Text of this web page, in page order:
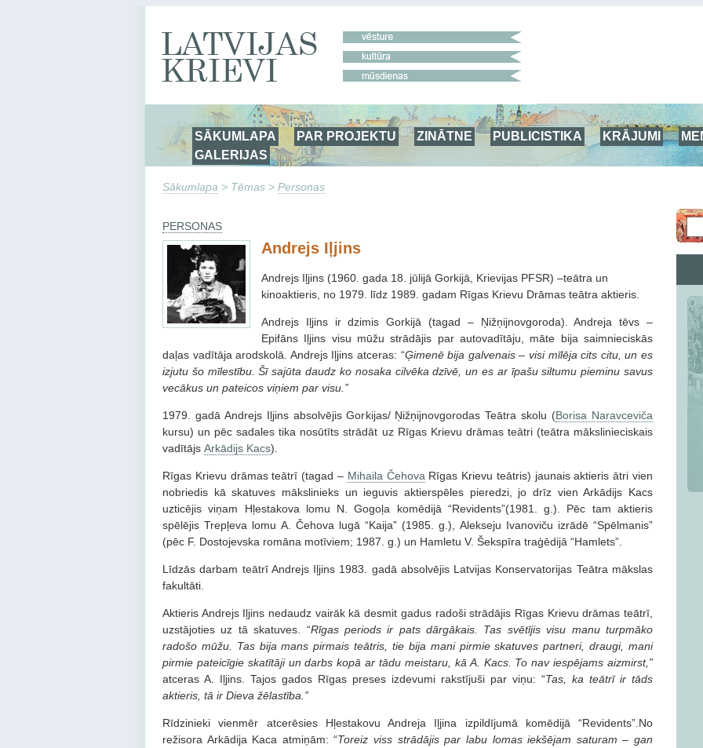
SĀKUMLAPA PAR PROJEKTU ZINĀTNE PUBLICISTIKA KRĀJUMI
GALERIJAS
Sākumlapa > Tēmas > Personas
PERSONAS
Andrejs Iļjins
Andrejs Iļjins (1960. gada 18. jūlijā Gorkijā, Krievijas PFSR) –teātra un
kinoaktieris, no 1979. līdz 1989. gadam Rīgas Krievu Drāmas teātra aktieris.
Andrejs Iļjins ir dzimis Gorkijā (tagad – Ņižņijnovgoroda). Andreja tēvs –
Epifāns Iļjins visu mūžu strādājis par autovadītāju, māte bija saimnieciskās
daļas vadītāja arodskolā. Andrejs Iļjins atceras: “Ģimenē bija galvenais – visi mīlēja cits citu, un es
izjutu šo mīlestību. Šī sajūta daudz ko nosaka cilvēka dzīvē, un es ar īpašu siltumu pieminu savus
vecākus un pateicos viņiem par visu.”
1979. gadā Andrejs Iļjins absolvējis Gorkijas/ Ņižņijnovgorodas Teātra skolu (Borisa Naravceviča
kursu) un pēc sadales tika nosūtīts strādāt uz Rīgas Krievu drāmas teātri (teātra mākslinieciskais
vadītājs Arkādijs Kacs).
Rīgas Krievu drāmas teātrī (tagad – Mihaila Čehova Rīgas Krievu teātris) jaunais aktieris ātri vien
nobriedis kā skatuves mākslinieks un ieguvis aktierspēles pieredzi, jo drīz vien Arkādijs Kacs
uzticējis viņam Hļestakova lomu N. Gogoļa komēdijā “Revidents”(1981. g.). Pēc tam aktieris
spēlējis Trepļeva lomu A. Čehova lugā “Kaija” (1985. g.), Alekseju Ivanoviču izrādē “Spēlmanis”
(pēc F. Dostojevska romāna motīviem; 1987. g.) un Hamletu V. Šekspīra traģēdijā “Hamlets”.
Līdzās darbam teātrī Andrejs Iļjins 1983. gadā absolvējis Latvijas Konservatorijas Teātra mākslas
fakultāti.
Aktieris Andrejs Iļjins nedaudz vairāk kā desmit gadus radoši strādājis Rīgas Krievu drāmas teātrī,
uzstājoties uz tā skatuves. “Rīgas periods ir pats dārgākais. Tas svētījis visu manu turpmāko
radošo mūžu. Tas bija mans pirmais teātris, tie bija mani pirmie skatuves partneri, draugi, mani
pirmie pateicīgie skatītāji un darbs kopā ar tādu meistaru, kā A. Kacs. To nav iespējams aizmirst,”
atceras A. Iļjins. Tajos gados Rīgas preses izdevumi rakstījuši par viņu: “Tas, ka teātrī ir tāds
aktieris, tā ir Dieva žēlastība.”
Rīdzinieki vienmēr atcerēsies Hļestakovu Andreja Iļjina izpildījumā komēdijā “Revidents”.No
režisora Arkādija Kaca atmiņām: “Toreiz viss strādājis par labu lomas iekšējam saturam – gan